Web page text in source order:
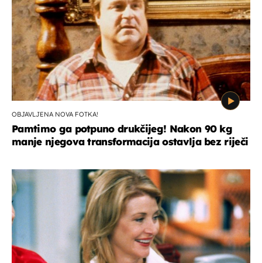
OBJAVLJENA NOVA FOTKA!
Pamtimo ga potpuno drukčijeg! Nakon 90 kg
manje njegova transformacija ostavlja bez riječi